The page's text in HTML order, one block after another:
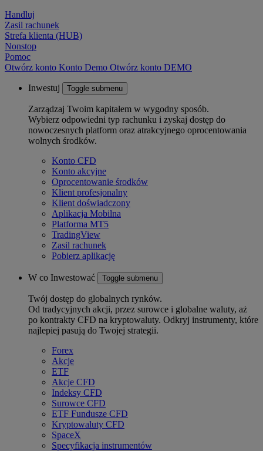
Handluj
Zasil rachunek
Strefa klienta (HUB)
Nonstop
Pomoc
Otwórz konto Konto Demo Otwórz konto DEMO
Inwestuj Toggle submenu
Zarządzaj Twoim kapitałem w wygodny sposób.
Wybierz odpowiedni typ rachunku i zyskaj dostęp do
nowoczesnych platform oraz atrakcyjnego oprocentowania
wolnych środków.
Konto CFD
Konto akcyjne
Oprocentowanie środków
Klient profesjonalny
Klient doświadczony
Aplikacja Mobilna
Platforma MT5
TradingView
Zasil rachunek
Pobierz aplikację
W co Inwestować Toggle submenu
Twój dostęp do globalnych rynków.
Od tradycyjnych akcji, przez surowce i globalne waluty, aż
po kontrakty CFD na kryptowaluty. Odkryj instrumenty, które
najlepiej pasują do Twojej strategii.
Forex
Akcje
ETF
Akcje CFD
Indeksy CFD
Surowce CFD
ETF Fundusze CFD
Kryptowaluty CFD
SpaceX
Specyfikacja instrumentów